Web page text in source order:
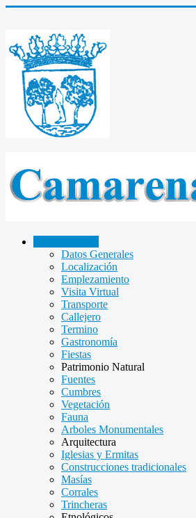
Datos Generales
Localización
Emplezamiento
Visita Virtual
Transporte
Callejero
Termino
Gastronomía
Fiestas
Patrimonio Natural
Fuentes
Cumbres
Vegetación
Fauna
Arboles Monumentales
Arquitectura
Iglesias y Ermitas
Construcciones tradicionales
Masías
Corrales
Trincheras